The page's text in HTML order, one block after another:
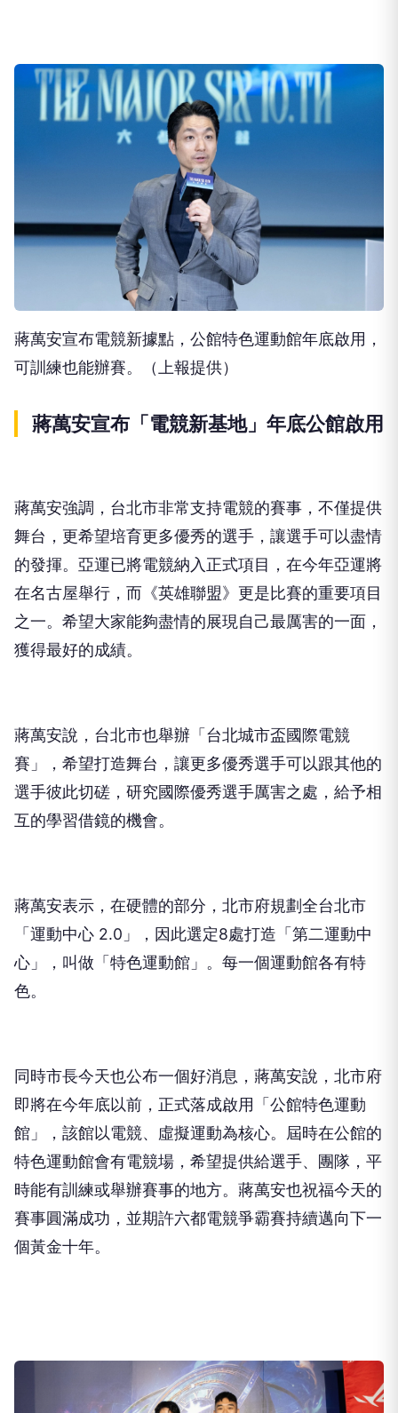
蔣萬安宣布電競新據點，公館特色運動館年底啟用，
可訓練也能辦賽。（上報提供）
蔣萬安宣布「電競新基地」年底公館啟用
蔣萬安強調，台北市非常支持電競的賽事，不僅提供
舞台，更希望培育更多優秀的選手，讓選手可以盡情
的發揮。亞運已將電競納入正式項目，在今年亞運將
在名古屋舉行，而《英雄聯盟》更是比賽的重要項目
之一。希望大家能夠盡情的展現自己最厲害的一面，
獲得最好的成績。
蔣萬安說，台北市也舉辦「台北城市盃國際電競
賽」，希望打造舞台，讓更多優秀選手可以跟其他的
選手彼此切磋，研究國際優秀選手厲害之處，給予相
互的學習借鏡的機會。
蔣萬安表示，在硬體的部分，北市府規劃全台北市
「運動中心 2.0」，因此選定8處打造「第二運動中
心」，叫做「特色運動館」。每一個運動館各有特
色。
同時市長今天也公布一個好消息，蔣萬安說，北市府
即將在今年底以前，正式落成啟用「公館特色運動
館」，該館以電競、虛擬運動為核心。屆時在公館的
特色運動館會有電競場，希望提供給選手、團隊，平
時能有訓練或舉辦賽事的地方。蔣萬安也祝福今天的
賽事圓滿成功，並期許六都電競爭霸賽持續邁向下一
個黃金十年。